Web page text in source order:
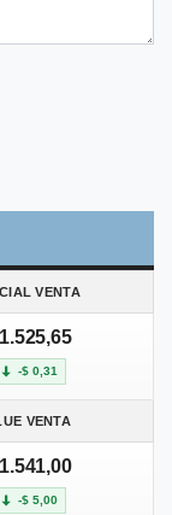
VENTA
-$ 0,31
VENTA
-$ 5,00